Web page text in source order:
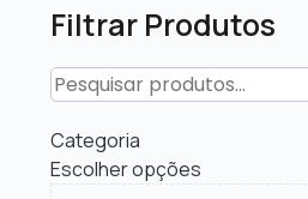
Filtrar Produtos
Categoria
Escolher opções